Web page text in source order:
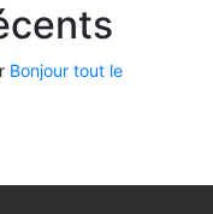
Bonjour tout le